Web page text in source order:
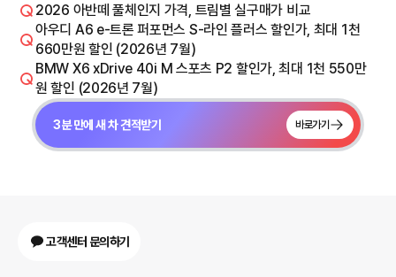
2026 아반떼 풀체인지 가격, 트림별 실구매가 비교
아우디 A6 e-트론 퍼포먼스 S-라인 플러스 할인가, 최대 1천
660만원 할인 (2026년 7월)
BMW X6 xDrive 40i M 스포츠 P2 할인가, 최대 1천 550만
원 할인 (2026년 7월)
3분 만에 새 차 견적받기 바로가기
고객센터 문의하기